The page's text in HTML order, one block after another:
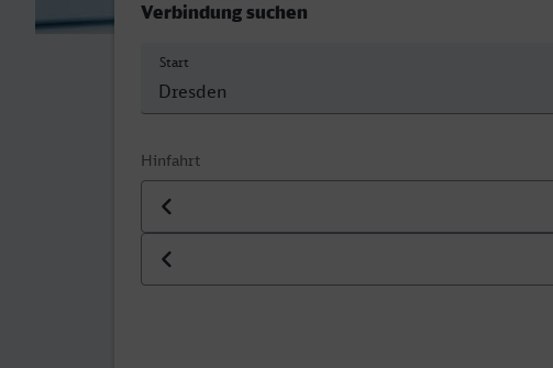
Verbindung suchen
Start
Hinfahrt
Datum der Hinfahrt
Uhrzeit der Hinfahrt